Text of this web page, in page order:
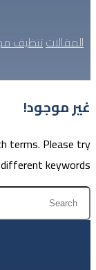
المقالاتتنظيف
غير موجود!
terms. Please try
keywords.